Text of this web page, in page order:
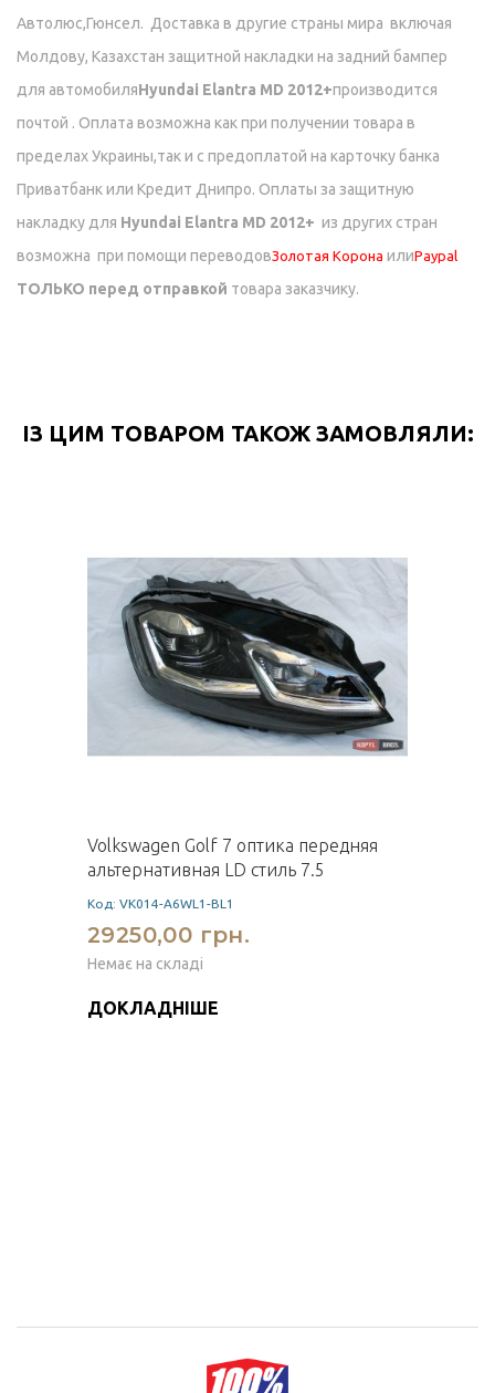
Автолюс,Гюнсел. Доставка в другие страны мира включая
Молдову, Казахстан защитной накладки на задний бампер
для автомобиляHyundai Elantra MD 2012+производится
почтой . Оплата возможна как при получении товара в
пределах Украины,так и с предоплатой на карточку банка
Приватбанк или Кредит Днипро. Оплаты за защитную
накладку для Hyundai Elantra MD 2012+ из других стран
возможна при помощи переводовЗолотая Корона илиPaypal
ТОЛЬКО перед отправкой товара заказчику.
ІЗ ЦИМ ТОВАРОМ ТАКОЖ ЗАМОВЛЯЛИ:
Volkswagen Golf 7 оптика передняя
альтернативная LD стиль 7.5
Код: VK014-A6WL1-BL1
29250,00 грн.
Немає на складі
ДОКЛАДНІШЕ